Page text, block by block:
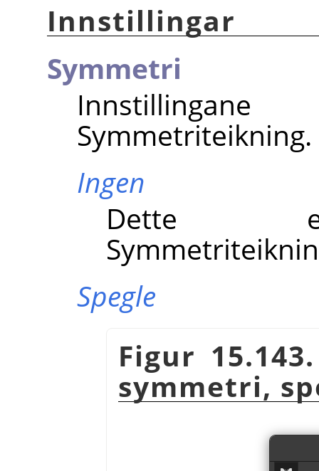
Innstillingar
Symmetri
Symmetriteikning.
Ingen
Dette er
Spegle
Figur
symmetri,